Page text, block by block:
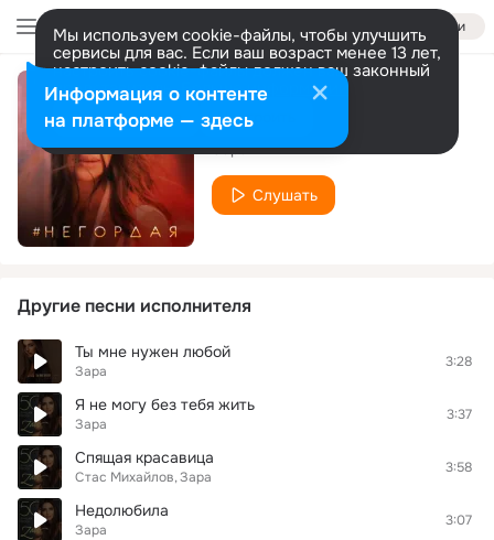
Войти
Мы используем cookie-файлы, чтобы улучшить
сервисы для вас. Если ваш возраст менее 13 лет,
настроить cookie-файлы должен ваш законный
представитель. Больше информации
Разрешить все Настроить
Негордая
Зара
Слушать
Другие песни исполнителя
Ты мне нужен любой
Зара
3:28
Я не могу без тебя жить
Зара
3:37
Спящая красавица
Стас Михайлов Зара
3:58
Недолюбила
Зара
3:07
Информация о контенте
на платформе — здесь